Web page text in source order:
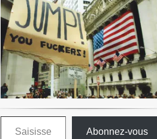
Saisissez votre adresse e-mail…
Abonnez-vous